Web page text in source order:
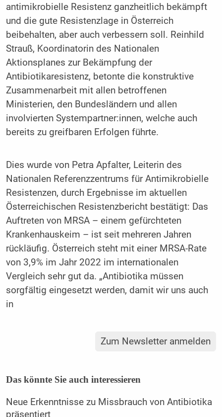
antimikrobielle Resistenz ganzheitlich bekämpft
und die gute Resistenzlage in Österreich
beibehalten, aber auch verbessern soll. Reinhild
Strauß, Koordinatorin des Nationalen
Aktionsplanes zur Bekämpfung der
Antibiotikaresistenz, betonte die konstruktive
Zusammenarbeit mit allen betroffenen
Ministerien, den Bundesländern und allen
involvierten Systempartner:innen, welche auch
bereits zu greifbaren Erfolgen führte.
Dies wurde von Petra Apfalter, Leiterin des
Nationalen Referenzzentrums für Antimikrobielle
Resistenzen, durch Ergebnisse im aktuellen
Österreichischen Resistenzbericht bestätigt: Das
Auftreten von MRSA – einem gefürchteten
Krankenhauskeim – ist seit mehreren Jahren
rückläufig. Österreich steht mit einer MRSA-Rate
von 3,9% im Jahr 2022 im internationalen
Vergleich sehr gut da. „Antibiotika müssen
sorgfältig eingesetzt werden, damit wir uns auch
in
Zum Newsletter anmelden
Das könnte Sie auch interessieren
Neue Erkenntnisse zu Missbrauch von Antibiotika
präsentiert